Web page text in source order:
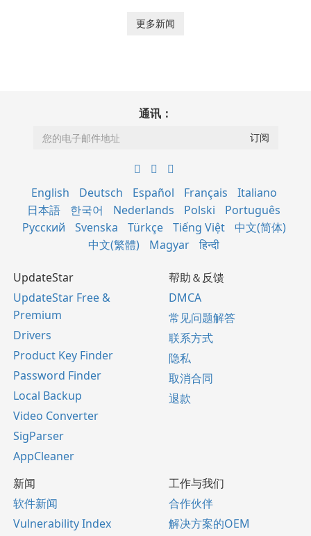
更多新闻
通讯：
English Deutsch Español Français
Italiano
日本語
한국어 Nederlands Polski
Português
Русский
Svenska Türkçe Tiếng Việt
中文(简体)
中文(繁體)
Magyar हिन्दी
UpdateStar
UpdateStar Free &
Premium
Drivers
Product Key Finder
Password Finder
Local Backup
Video Converter
SigParser
AppCleaner
帮助＆反馈
DMCA
常见问题解答
联系方式
隐私
取消合同
退款
新闻
软件新闻
Vulnerability Index
工作与我们
合作伙伴
解决方案的OEM